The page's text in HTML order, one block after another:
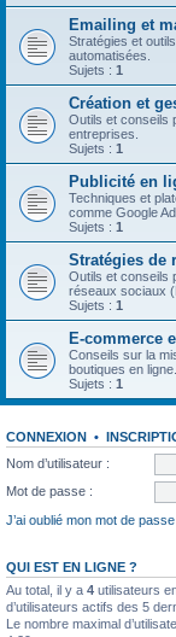
Emailing et
Stratégies et
automatisées.
Sujets : 1
Création et
Outils et conseils
entreprises.
Sujets : 1
Publicité en
Techniques et
comme Google
Sujets : 1
Stratégies de
Outils et conseils
réseaux sociaux
Sujets : 1
E-commerce
Conseils sur la
boutiques en ligne.
Sujets : 1
CONNEXION •
Nom d’utilisateur :
Mot de passe :
J’ai oublié mon mot de passe
QUI EST EN LIGNE ?
Au total, il y a 4 utilisateurs
d’utilisateurs actifs des 5
Le nombre maximal